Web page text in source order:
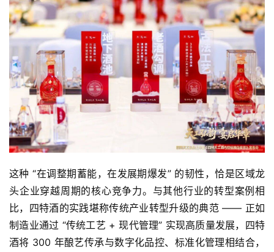
这种 “在调整期蓄能，在发展期爆发” 的韧性，恰是区域龙
头企业穿越周期的核心竞争力。与其他行业的转型案例相
比，四特酒的实践堪称传统产业转型升级的典范 —— 正如
制造业通过 “传统工艺 + 现代管理” 实现高质量发展，四特
酒将 300 年酿艺传承与数字化品控、标准化管理相结合，